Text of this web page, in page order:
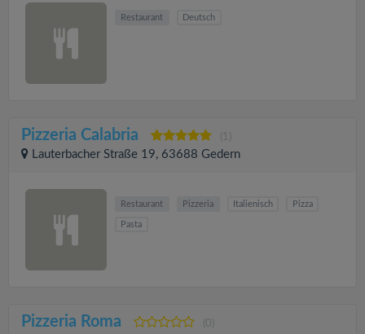
Restaurant Deutsch
Pizzeria Calabria (1)
Lauterbacher Straße 19, 63688 Gedern
Restaurant Pizzeria Italienisch Pizza
Pasta
Pizzeria Roma (0)